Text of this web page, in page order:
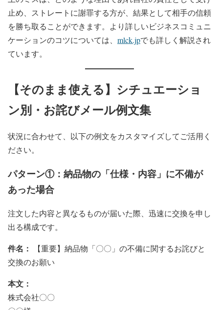
止め、ストレートに謝罪する方が、結果として相手の信頼
を勝ち取ることができます。より詳しいビジネスコミュニ
ケーションのコツについては、 mlck.jpでも詳しく解説され
ています。
【そのまま使える】シチュエーショ
ン別・お詫びメール例文集
状況に合わせて、以下の例文をカスタマイズしてご活用く
ださい。
パターン①：納品物の「仕様・内容」に不備が
あった場合
注文した内容と異なるものが届いた際、迅速に交換を申し
出る構成です。
件名：
【重要】納品物「〇〇」の不備に関するお詫びと
交換のお願い
本文：
株式会社〇〇